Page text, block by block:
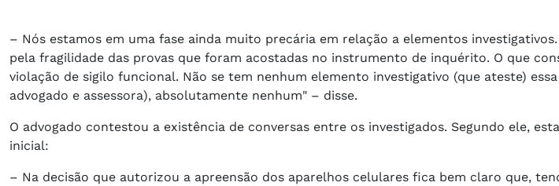
– Nós estamos em uma fase ainda muito precária em relação a elementos
pela fragilidade das provas que foram acostadas no instrumento de inquérito. O que
violação de sigilo funcional. Não se tem nenhum elemento investigativo (que ateste)
advogado e assessora), absolutamente nenhum" – disse.
O advogado contestou a existência de conversas entre os investigados. Segundo ele,
inicial:
– Na decisão que autorizou a apreensão dos aparelhos celulares fica bem claro que,